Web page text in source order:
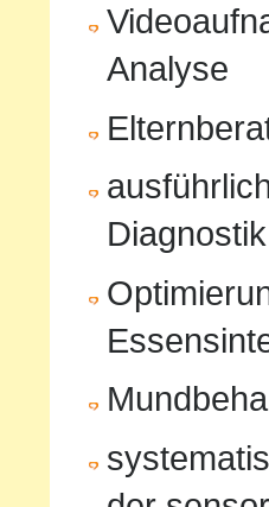
Analyse
Diagnostik